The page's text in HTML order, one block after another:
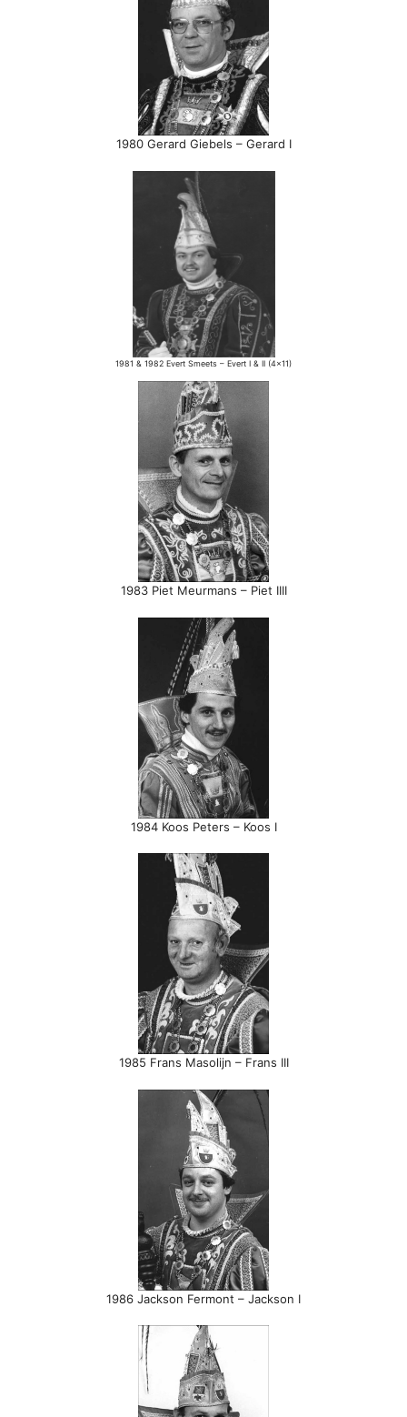
1980 Gerard Giebels – Gerard I
1981 & 1982 Evert Smeets – Evert I & II (4×11)
1983 Piet Meurmans – Piet IIII
1984 Koos Peters – Koos I
1985 Frans Masolijn – Frans III
1986 Jackson Fermont – Jackson I